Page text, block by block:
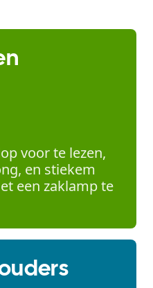
voor te lezen,
en stiekem
een zaklamp te